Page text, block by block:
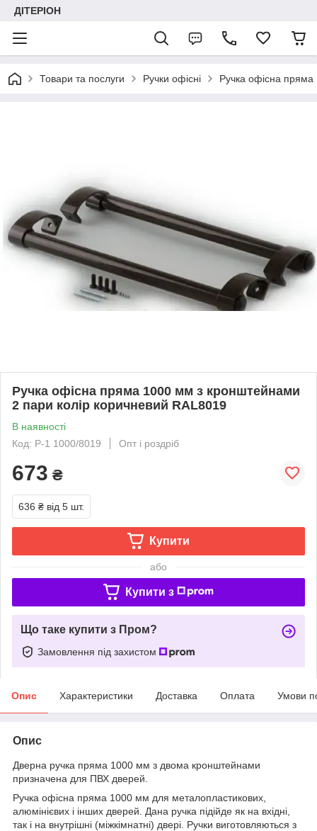
ДІТЕРІОН
Товари та послуги Ручки офісні Ручка офісна
Ручка офісна пряма 1000 мм з кронштейнами
2 пари колір коричневий RAL8019
В наявності
Код: P-1 1000/8019
Опт і роздріб
673 ₴
636 ₴ від 5 шт.
Купити
або
Купити з
Що таке купити з Пром?
Замовлення під захистом
Опис Характеристики Доставка Оплата Умови
Опис
Дверна ручка пряма 1000 мм з двома кронштейнами
призначена для ПВХ дверей.
Ручка офісна пряма 1000 мм для металопластикових,
алюмінієвих і інших дверей. Дана ручка підійде як на вхідні,
так і на внутрішні (міжкімнатні) двері. Ручки виготовляються з